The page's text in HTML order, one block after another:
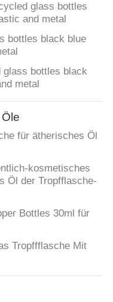
glass bottles
and metal
bottles black blue
glass bottles black
metal
für ätherisches Öl
kosmetisches
Öl der Tropfflasche-
Bottles 30ml für
Tropffflasche Mit